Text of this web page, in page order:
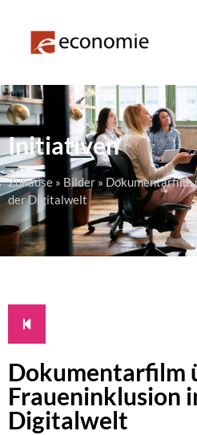
Initiativen
Zuhause » Bilder »Dokumentarfilm
der Digitalwelt
Dokumentarfilm
Fraueninklusion
Digitalwelt